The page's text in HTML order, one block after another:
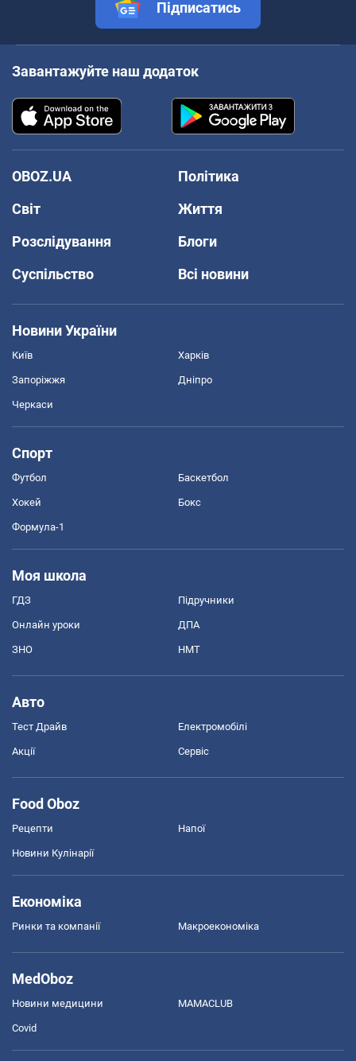
Підписатись
Завантажуйте наш додаток
OBOZ.UA
Політика
Світ
Життя
Розслідування
Блоги
Суспільство
Всі новини
Новини України
Київ Харків
Запоріжжя Дніпро
Черкаси
Спорт
Футбол Баскетбол
Хокей Бокс
Формула-1
Моя школа
ГДЗ Підручники
Онлайн уроки ДПА
ЗНО НМТ
Авто
Тест Драйв Електромобілі
Акції Сервіс
Food Oboz
Рецепти Напої
Новини Кулінарії
Економіка
Ринки та компанії Макроекономіка
MedOboz
Новини медицини MAMACLUB
Covid